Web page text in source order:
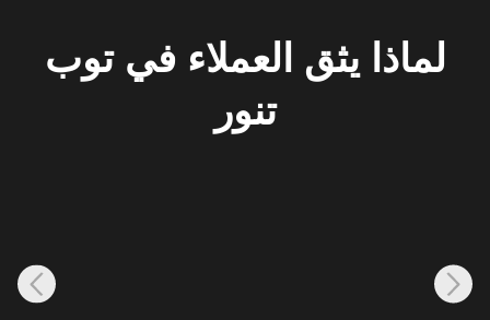
لماذا يثق العملاء في توب
تنور